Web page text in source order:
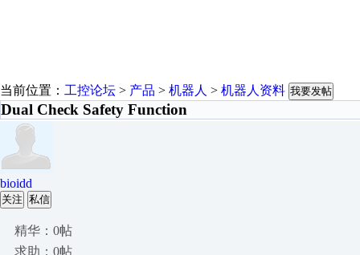
当前位置： 工控论坛 > 产品 > 机器人 > 机器人资料 我要发帖
Dual Check Safety Function
bioidd
关注 私信
精华：0帖
求助：0帖